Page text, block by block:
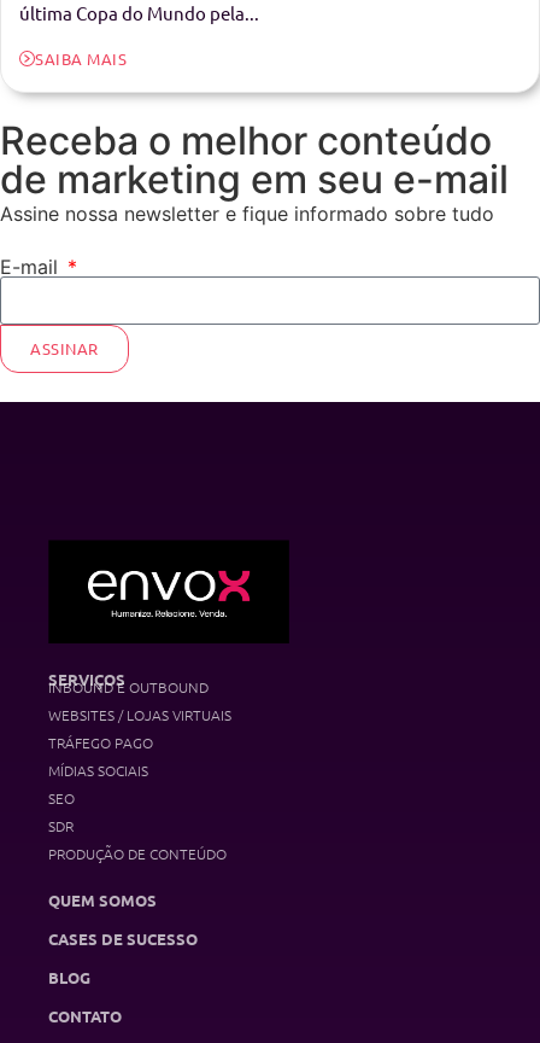
última Copa do Mundo pela...
SAIBA MAIS
Receba o melhor conteúdo
de marketing em seu e-mail
Assine nossa newsletter e fique informado sobre tudo
E-mail
ASSINAR
SERVIÇOS
INBOUND E OUTBOUND
WEBSITES / LOJAS VIRTUAIS
TRÁFEGO PAGO
MÍDIAS SOCIAIS
SEO
SDR
PRODUÇÃO DE CONTEÚDO
QUEM SOMOS
CASES DE SUCESSO
BLOG
CONTATO